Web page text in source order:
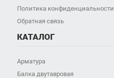
Политика конфиденциальности
Обратная связь
КАТАЛОГ
Арматура
Балка двутавровая